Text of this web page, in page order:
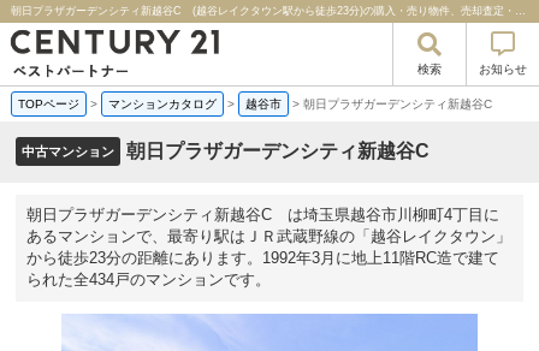
朝日プラザガーデンシティ新越谷C (越谷レイクタウン駅から徒歩23分)の購入・売り物件、売却査定・相場・売却価格マンション情報｜センチュリー２１ベストパートナー
検索 お知らせ
TOPページ > マンションカタログ > 越谷市 > 朝日プラザガーデンシティ新越谷C
中古マンション 朝日プラザガーデンシティ新越谷C
朝日プラザガーデンシティ新越谷C は埼玉県越谷市川柳町4丁目に
あるマンションで、最寄り駅はＪＲ武蔵野線の「越谷レイクタウン」
から徒歩23分の距離にあります。1992年3月に地上11階RC造で建て
られた全434戸のマンションです。